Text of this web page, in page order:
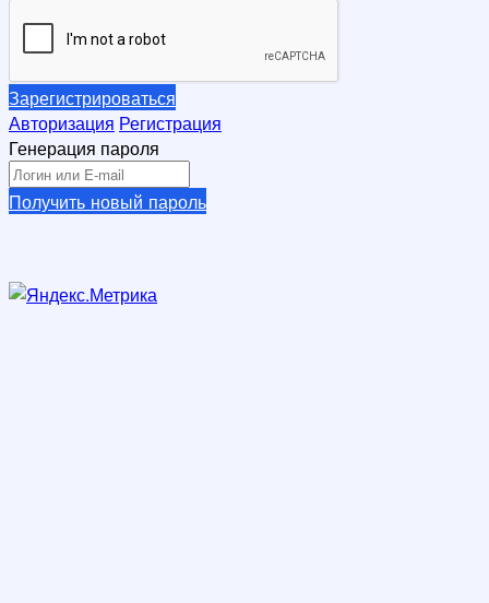
Зарегистрироваться
Авторизация Регистрация
Генерация пароля
Получить новый пароль